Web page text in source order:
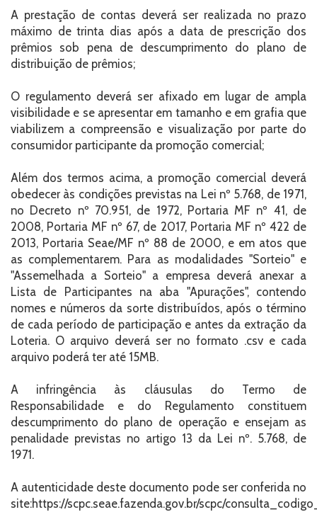
A prestação de contas deverá ser realizada no prazo
máximo de trinta dias após a data de prescrição dos
prêmios sob pena de descumprimento do plano de
distribuição de prêmios;
O regulamento deverá ser afixado em lugar de ampla
visibilidade e se apresentar em tamanho e em grafia que
viabilizem a compreensão e visualização por parte do
consumidor participante da promoção comercial;
Além dos termos acima, a promoção comercial deverá
obedecer às condições previstas na Lei nº 5.768, de 1971,
no Decreto nº 70.951, de 1972, Portaria MF nº 41, de
2008, Portaria MF nº 67, de 2017, Portaria MF nº 422 de
2013, Portaria Seae/MF nº 88 de 2000, e em atos que
as complementarem. Para as modalidades "Sorteio" e
"Assemelhada a Sorteio" a empresa deverá anexar a
Lista de Participantes na aba "Apurações", contendo
nomes e números da sorte distribuídos, após o término
de cada período de participação e antes da extração da
Loteria. O arquivo deverá ser no formato .csv e cada
arquivo poderá ter até 15MB.
A infringência às cláusulas do Termo de
Responsabilidade e do Regulamento constituem
descumprimento do plano de operação e ensejam as
penalidade previstas no artigo 13 da Lei nº. 5.768, de
1971.
A autenticidade deste documento pode ser conferida no
site:https://scpc.seae.fazenda.gov.br/scpc/